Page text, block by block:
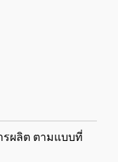
รผลิต ตามแบบที่